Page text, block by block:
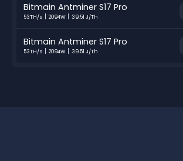
Bitmain Antminer S17 Pro
53TH/s 2094W 39.51 J/Th
Bitmain Antminer S17 Pro
53TH/s 2094W 39.51 J/Th